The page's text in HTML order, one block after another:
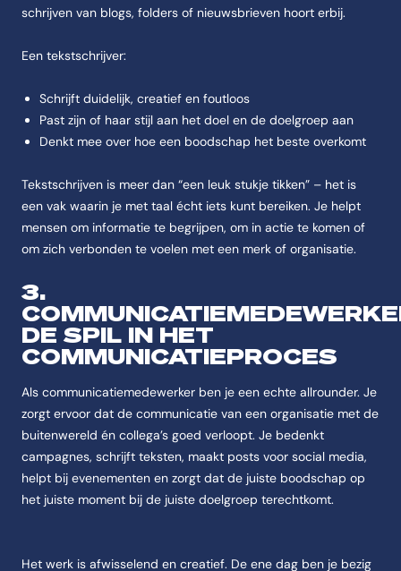
schrijven van blogs, folders of nieuwsbrieven hoort erbij.
Een tekstschrijver:
Schrijft duidelijk, creatief en foutloos
Past zijn of haar stijl aan het doel en de doelgroep aan
Denkt mee over hoe een boodschap het beste overkomt
Tekstschrijven is meer dan “een leuk stukje tikken” – het is
een vak waarin je met taal écht iets kunt bereiken. Je helpt
mensen om informatie te begrijpen, om in actie te komen of
om zich verbonden te voelen met een merk of organisatie.
3.
DE SPIL IN HET
COMMUNICATIEPROCES
Als communicatiemedewerker ben je een echte allrounder. Je
zorgt ervoor dat de communicatie van een organisatie met de
buitenwereld én collega’s goed verloopt. Je bedenkt
campagnes, schrijft teksten, maakt posts voor social media,
helpt bij evenementen en zorgt dat de juiste boodschap op
het juiste moment bij de juiste doelgroep terechtkomt.
Het werk is afwisselend en creatief. De ene dag ben je bezig